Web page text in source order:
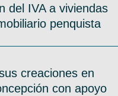
del IVA a viviendas
penquista
creaciones en
con apoyo